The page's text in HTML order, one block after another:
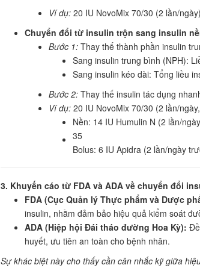
Ví dụ:20 IU NovoMix 70/30 (2 lần/
Chuyển đổi từ insulin trộn sang insulin
Bước 1:Thay thế thành phần insulin
Sang insulin trung bình (NPH):
Sang insulin kéo dài: Tổng liều
Bước 2:Thay thế insulin tác dụng
Ví dụ:20 IU NovoMix 70/30 (2 lần/
Nền: 14 IU Humulin N (2 lần/
35
Bolus: 6 IU Apidra (2 lần/ngày
3. Khuyến cáo từ FDA và ADA về chuyển đổi
FDA (Cục Quản lý Thực phẩm và Dược
insulin, nhằm đảm bảo hiệu quả kiểm soát
ADA (Hiệp hội Đái tháo đường Hoa Kỳ):
huyết, ưu tiên an toàn cho bệnh nhân.
Sự khác biệt này cho thấy cần cân nhắc kỹ giữa